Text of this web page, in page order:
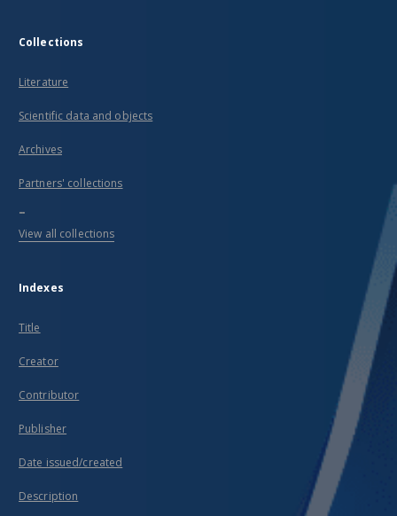
Collections
Literature
Scientific data and objects
Archives
Partners' collections
...
View all collections
Indexes
Title
Creator
Contributor
Publisher
Date issued/created
Description